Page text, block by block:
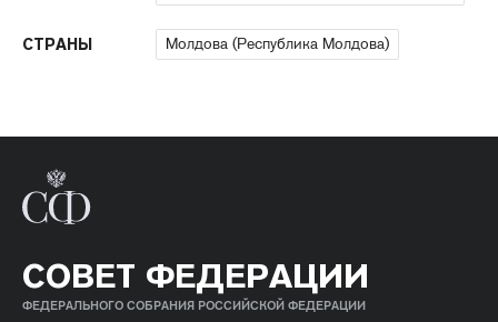
СТРАНЫ Молдова (Республика Молдова)
СОВЕТ ФЕДЕРАЦИИ
ФЕДЕРАЛЬНОГО СОБРАНИЯ РОССИЙСКОЙ ФЕДЕРАЦИИ